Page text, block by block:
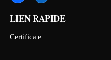
LIEN RAPIDE
Certificate